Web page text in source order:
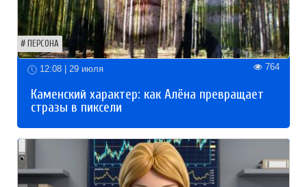
ПЕРСОНА
12:08 | 29 июля 764
Каменский характер: как Алёна превращает
стразы в пиксели